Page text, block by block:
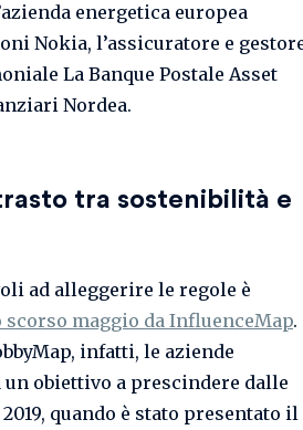
energetica europea
Nokia, l’assicuratore e
La Banque Postale Asset
Nordea.
tra sostenibilità e
ad alleggerire le regole è
maggio da InfluenceMap.
infatti, le aziende
obiettivo a prescindere dalle
quando è stato presentato il